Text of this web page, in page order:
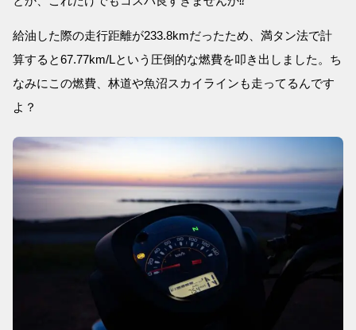
給油した際の走行距離が233.8kmだったため、満タン法で計
算すると67.77km/Lという圧倒的な燃費を叩き出しました。ち
なみにこの燃費、林道や魚沼スカイラインも走ってるんです
よ？